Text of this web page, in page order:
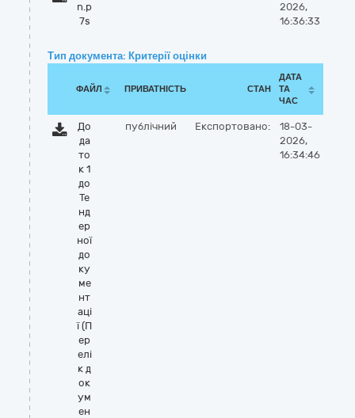
n.p
7s
2026,
16:36:33
Тип документа: Критерії оцінки
ФАЙЛ ПРИВАТНІСТЬ СТАН
ДАТА
ТА
ЧАС
До
да
то
к 1
до
Те
нд
ер
ної
до
ку
ме
нт
аці
ї (П
ер
елі
к д
ок
ум
ен
публічний Експортовано:
18-03-
2026,
16:34:46